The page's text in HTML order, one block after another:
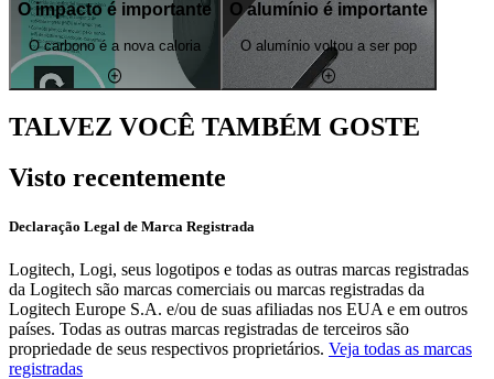
O impacto é importante
O carbono é a nova caloria
O alumínio é importante
O alumínio voltou a ser pop
TALVEZ VOCÊ TAMBÉM GOSTE
Visto recentemente
Declaração Legal de Marca Registrada
Logitech, Logi, seus logotipos e todas as outras marcas registradas
da Logitech são marcas comerciais ou marcas registradas da
Logitech Europe S.A. e/ou de suas afiliadas nos EUA e em outros
países. Todas as outras marcas registradas de terceiros são
propriedade de seus respectivos proprietários. Veja todas as marcas
registradas